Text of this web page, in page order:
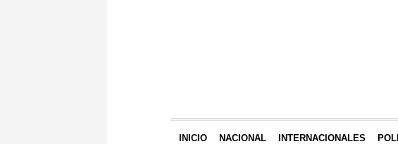
INICIO NACIONAL INTERNACIONALES